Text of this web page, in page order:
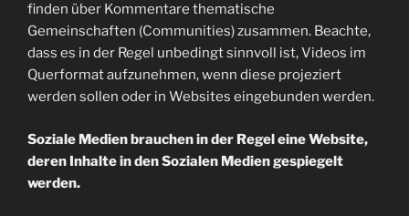
finden über Kommentare thematische
Gemeinschaften (Communities) zusammen. Beachte,
dass es in der Regel unbedingt sinnvoll ist, Videos im
Querformat aufzunehmen, wenn diese projeziert
werden sollen oder in Websites eingebunden werden.
Soziale Medien brauchen in der Regel eine Website,
deren Inhalte in den Sozialen Medien gespiegelt
werden.